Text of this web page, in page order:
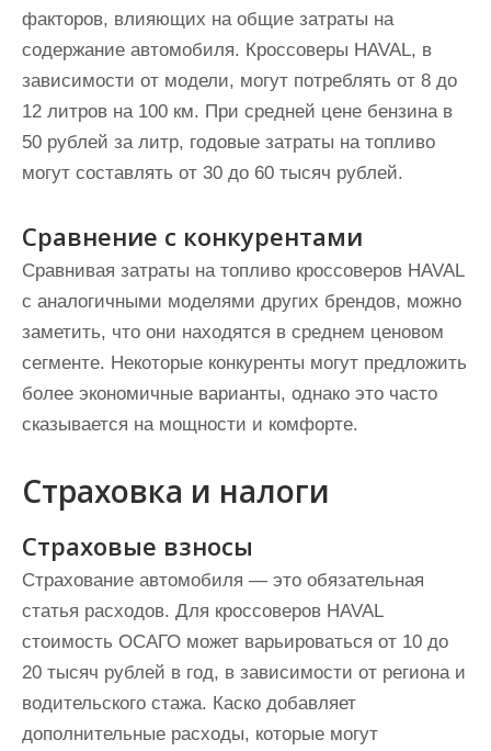
факторов, влияющих на общие затраты на
содержание автомобиля. Кроссоверы HAVAL, в
зависимости от модели, могут потреблять от 8 до
12 литров на 100 км. При средней цене бензина в
50 рублей за литр, годовые затраты на топливо
могут составлять от 30 до 60 тысяч рублей.
Сравнение с конкурентами
Сравнивая затраты на топливо кроссоверов HAVAL
с аналогичными моделями других брендов, можно
заметить, что они находятся в среднем ценовом
сегменте. Некоторые конкуренты могут предложить
более экономичные варианты, однако это часто
сказывается на мощности и комфорте.
Страховка и налоги
Страховые взносы
Страхование автомобиля — это обязательная
статья расходов. Для кроссоверов HAVAL
стоимость ОСАГО может варьироваться от 10 до
20 тысяч рублей в год, в зависимости от региона и
водительского стажа. Каско добавляет
дополнительные расходы, которые могут